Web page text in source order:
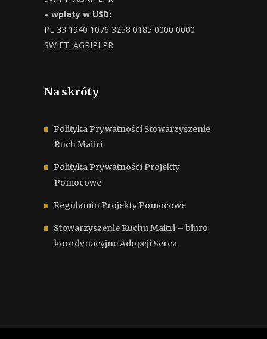
– wpłaty w USD:
PL 33 1940 1076 3258 0185 0000 0000
SWIFT: AGRIPLPR
Na skróty
Polityka Prywatności Stowarzyszenie
Ruch Maitri
Polityka Prywatności Projekty
Pomocowe
Regulamin Projekty Pomocowe
Stowarzyszenie Ruchu Maitri – biuro
koordynacyjne Adopcji Serca